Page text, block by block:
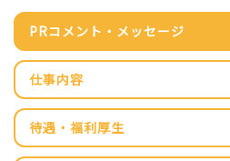
PRコメント・メッセージ
仕事内容
待遇・福利厚生